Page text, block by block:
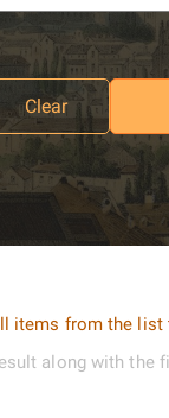
Clear
items from the list
along with the